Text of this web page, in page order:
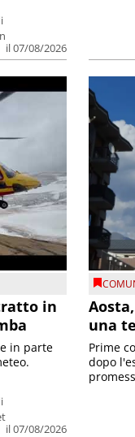
il 07/08/2026
in
il 07/08/2026
in parte
una
Prime
dopo